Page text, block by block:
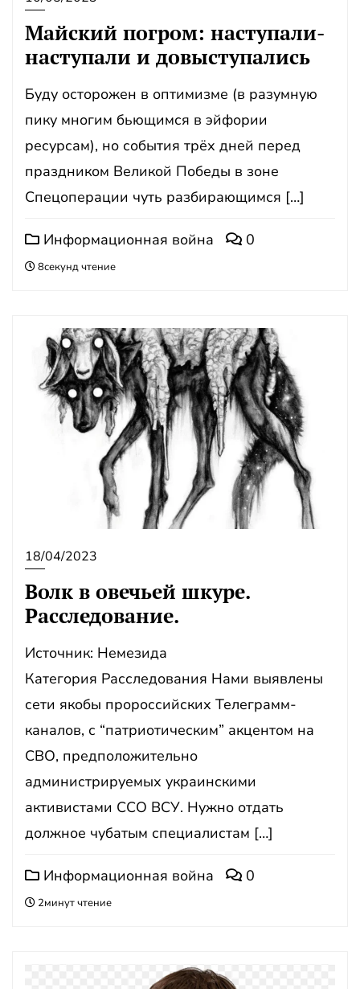
Майский погром: наступали-
наступали и довыступались
Буду осторожен в оптимизме (в разумную
пику многим бьющимся в эйфории
ресурсам), но события трёх дней перед
праздником Великой Победы в зоне
Спецоперации чуть разбирающимся […]
Информационная война 0
8секунд чтение
18/04/2023
Волк в овечьей шкуре .
Расследование.
Источник: Немезида
Категория Расследования Нами выявлены
сети якобы пророссийских Телеграмм-
каналов, с “патриотическим” акцентом на
СВО, предположительно
администрируемых украинскими
активистами ССО ВСУ. Нужно отдать
должное чубатым специалистам […]
Информационная война 0
2минут чтение